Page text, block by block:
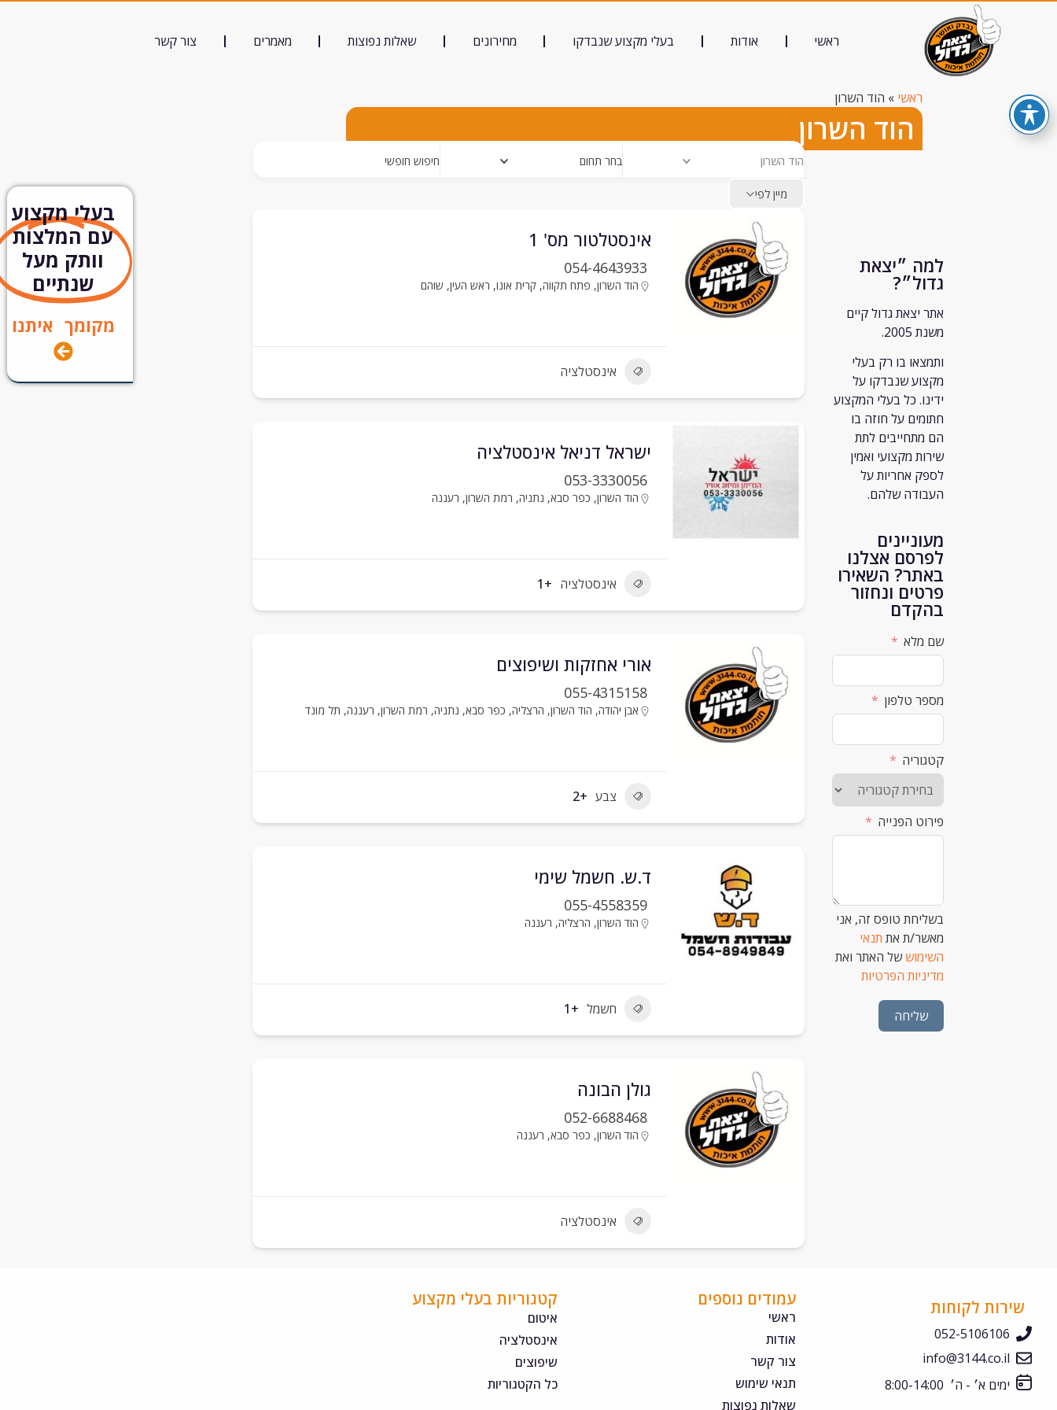
ראשי אודות בעלי מקצוע שנבדקו מחירונים שאלות נפוצות מאמרים צור קשר
ראשי » הוד השרון
הוד השרון
למה ״יצאת
גדול״?
אתר יצאת גדול קיים
משנת 2005.
ותמצאו בו רק בעלי
מקצוע שנבדקו על
ידינו. כל בעלי המקצוע
חתומים על חוזה בו
הם מתחייבים לתת
שירות מקצועי ואמין
לספק אחריות על
העבודה שלהם.
מעוניינים
לפרסם אצלנו
באתר? השאירו
פרטים ונחזור
בהקדם
שם מלא
מספר טלפון
קטגוריה
פירוט הפנייה
בשליחת טופס זה, אני
מאשר/ת את תנאי
השימוששל האתר ואת
מדיניות הפרטיות
שליחה
הוד השרון בחר תחום חיפוש חופשי
מיין לפי
אינסטלטור מס' 1
054-4643933
הוד השרון, פתח תקווה,קרית אונו, ראש העין, שוהם
אינסטלציה
ישראל דניאל אינסטלציה
053-3330056
הוד השרון, כפר סבא, נתניה, רמת השרון, רעננה
אינסטלציה +1
אורי אחזקות ושיפוצים
055-4315158
אבן יהודה, הוד השרון, הרצליה, כפר סבא, נתניה, רמת השרון, רעננה, תל מונד
צבע +2
ד.ש. חשמל שימי
055-4558359
הוד השרון, הרצליה, רעננה
חשמל +1
גולן הבונה
052-6688468
הוד השרון, כפר סבא, רעננה
אינסטלציה
בעלי מקצוע
עם המלצות
וותק מעל
שנתיים
מקומך איתנו
שירות לקוחות
052-5106106
info@3144.co.il
ימים א׳ - ה׳ 8:00-14:00
עמודים נוספים
ראשי
אודות
צור קשר
תנאי שימוש
שאלות נפוצות
קטגוריות בעלי מקצוע
איטום
אינסטלציה
שיפוצים
כל הקטגוריות